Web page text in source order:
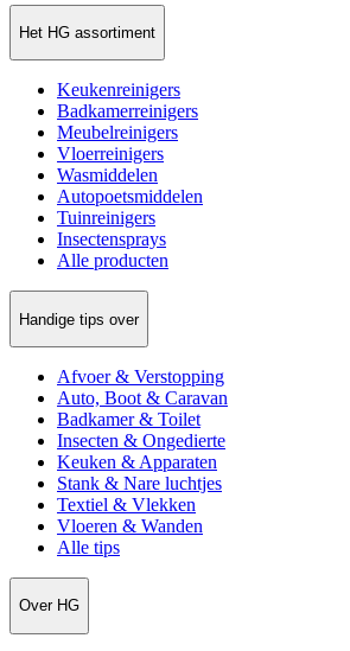
Het HG assortiment
Keukenreinigers
Badkamerreinigers
Meubelreinigers
Vloerreinigers
Wasmiddelen
Autopoetsmiddelen
Tuinreinigers
Insectensprays
Alle producten
Handige tips over
Afvoer & Verstopping
Auto, Boot & Caravan
Badkamer & Toilet
Insecten & Ongedierte
Keuken & Apparaten
Stank & Nare luchtjes
Textiel & Vlekken
Vloeren & Wanden
Alle tips
Over HG